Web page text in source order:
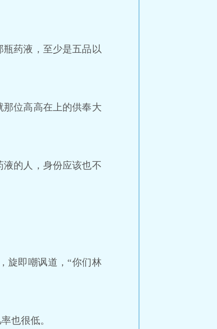
药液，至少是五品以
位高高在上的供奉大
的人，身份应该也不
旋即嘲讽道，“你们林
也很低。